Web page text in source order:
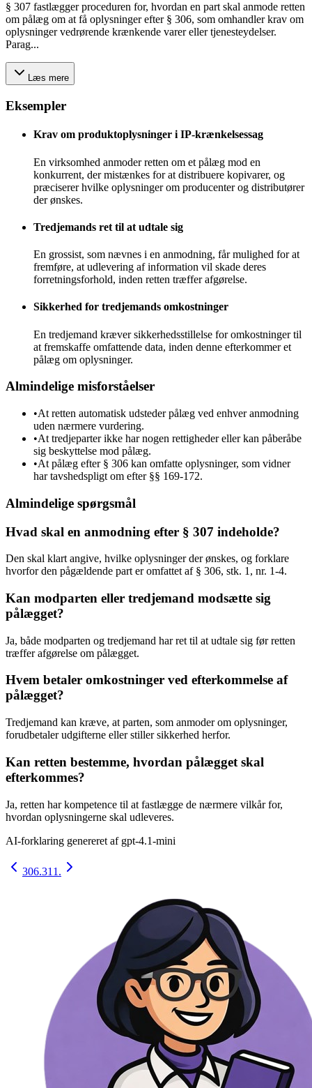
§ 307 fastlægger proceduren for, hvordan en part skal anmode retten
om pålæg om at få oplysninger efter § 306, som omhandler krav om
oplysninger vedrørende krænkende varer eller tjenesteydelser.
Parag...
Læs mere
Eksempler
Krav om produktoplysninger i IP-krænkelsessag
En virksomhed anmoder retten om et pålæg mod en
konkurrent, der mistænkes for at distribuere kopivarer, og
præciserer hvilke oplysninger om producenter og distributører
der ønskes.
Tredjemands ret til at udtale sig
En grossist, som nævnes i en anmodning, får mulighed for at
fremføre, at udlevering af information vil skade deres
forretningsforhold, inden retten træffer afgørelse.
Sikkerhed for tredjemands omkostninger
En tredjemand kræver sikkerhedsstillelse for omkostninger til
at fremskaffe omfattende data, inden denne efterkommer et
pålæg om oplysninger.
Almindelige misforståelser
•At retten automatisk udsteder pålæg ved enhver anmodning
uden nærmere vurdering.
•At tredjeparter ikke har nogen rettigheder eller kan påberåbe
sig beskyttelse mod pålæg.
•At pålæg efter § 306 kan omfatte oplysninger, som vidner
har tavshedspligt om efter §§ 169-172.
Almindelige spørgsmål
Hvad skal en anmodning efter § 307 indeholde?
Den skal klart angive, hvilke oplysninger der ønskes, og forklare
hvorfor den pågældende part er omfattet af § 306, stk. 1, nr. 1-4.
Kan modparten eller tredjemand modsætte sig
pålægget?
Ja, både modparten og tredjemand har ret til at udtale sig før retten
træffer afgørelse om pålægget.
Hvem betaler omkostninger ved efterkommelse af
pålægget?
Tredjemand kan kræve, at parten, som anmoder om oplysninger,
forudbetaler udgifterne eller stiller sikkerhed herfor.
Kan retten bestemme, hvordan pålægget skal
efterkommes?
Ja, retten har kompetence til at fastlægge de nærmere vilkår for,
hvordan oplysningerne skal udleveres.
AI-forklaring genereret af gpt-4.1-mini
306.311.